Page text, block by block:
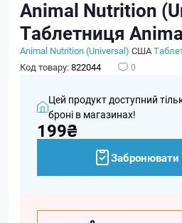
Animal Nutrition
Таблетниця
Animal Nutrition (Universal) США
Код товару:822044 0
Цей продукт доступний
броні в магазинах!
199₴
Забронювати